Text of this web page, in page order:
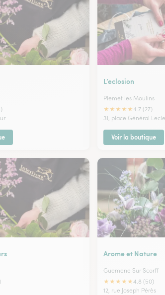
L’eclosion
Plemet les Moulins
★★★★★4.7 (27)
31, place Général
Voir la boutique
Arome et Nature
Guemene Sur Scorff
★★★★★4.8 (50)
12, rue Joseph Pérès